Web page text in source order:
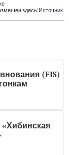
здесь:Источник
(FIS)
«Хибинская